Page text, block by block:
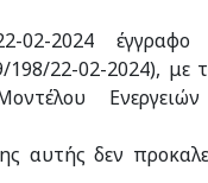
2024 έγγραφο
22-02-2024), με
αυτής δεν